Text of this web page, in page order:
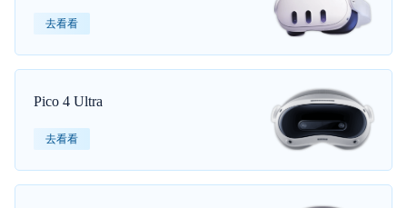
去看看
Pico 4 Ultra
去看看